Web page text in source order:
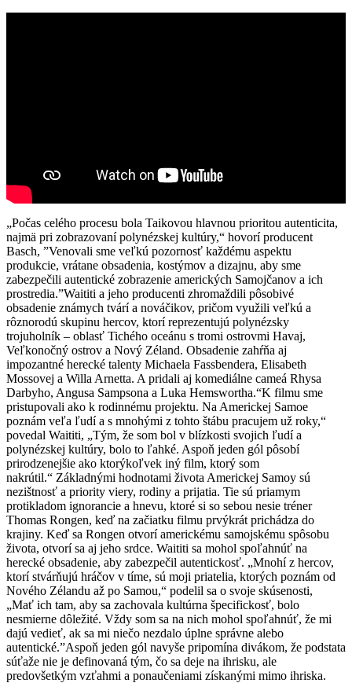
„Počas celého procesu bola Taikovou hlavnou prioritou autenticita,
najmä pri zobrazovaní polynézskej kultúry,“ hovorí producent
Basch, ”Venovali sme veľkú pozornosť každému aspektu
produkcie, vrátane obsadenia, kostýmov a dizajnu, aby sme
zabezpečili autentické zobrazenie amerických Samojčanov a ich
prostredia.”Waititi a jeho producenti zhromaždili pôsobivé
obsadenie známych tvárí a nováčikov, pričom využili veľkú a
rôznorodú skupinu hercov, ktorí reprezentujú polynézsky
trojuholník – oblasť Tichého oceánu s tromi ostrovmi Havaj,
Veľkonočný ostrov a Nový Zéland. Obsadenie zahŕňa aj
impozantné herecké talenty Michaela Fassbendera, Elisabeth
Mossovej a Willa Arnetta. A pridali aj komediálne cameá Rhysa
Darbyho, Angusa Sampsona a Luka Hemswortha.“K filmu sme
pristupovali ako k rodinnému projektu. Na Americkej Samoe
poznám veľa ľudí a s mnohými z tohto štábu pracujem už roky,“
povedal Waititi, „Tým, že som bol v blízkosti svojich ľudí a
polynézskej kultúry, bolo to ľahké. Aspoň jeden gól pôsobí
prirodzenejšie ako ktorýkoľvek iný film, ktorý som
nakrútil.“ Základnými hodnotami života Americkej Samoy sú
nezištnosť a priority viery, rodiny a prijatia. Tie sú priamym
protikladom ignorancie a hnevu, ktoré si so sebou nesie tréner
Thomas Rongen, keď na začiatku filmu prvýkrát prichádza do
krajiny. Keď sa Rongen otvorí americkému samojskému spôsobu
života, otvorí sa aj jeho srdce. Waititi sa mohol spoľahnúť na
herecké obsadenie, aby zabezpečil autentickosť. „Mnohí z hercov,
ktorí stvárňujú hráčov v tíme, sú moji priatelia, ktorých poznám od
Nového Zélandu až po Samou,“ podelil sa o svoje skúsenosti,
„Mať ich tam, aby sa zachovala kultúrna špecifickosť, bolo
nesmierne dôležité. Vždy som sa na nich mohol spoľahnúť, že mi
dajú vedieť, ak sa mi niečo nezdalo úplne správne alebo
autentické.”Aspoň jeden gól navyše pripomína divákom, že podstata
súťaže nie je definovaná tým, čo sa deje na ihrisku, ale
predovšetkým vzťahmi a ponaučeniami získanými mimo ihriska.